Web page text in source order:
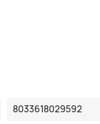
8033618029592